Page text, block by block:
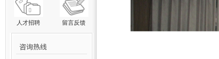
人才招聘 留言反馈